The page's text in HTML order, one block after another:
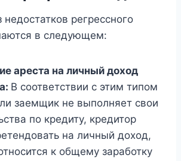
регрессного
в следующем:
ареста на личный доход
В соответствии с этим типом
заемщик не выполняет свои
по кредиту, кредитор
на личный доход,
к общему заработку